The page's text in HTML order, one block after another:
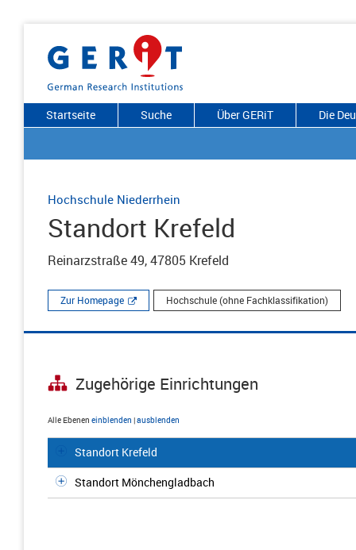
Startseite Suche Über GERiT Die
Hochschule Niederrhein
Standort Krefeld
Reinarzstraße 49, 47805 Krefeld
Zur Homepage Hochschule (ohne Fachklassifikation)
Zugehörige Einrichtungen
Alle Ebenen einblenden |ausblenden
Standort Krefeld
Standort Mönchengladbach